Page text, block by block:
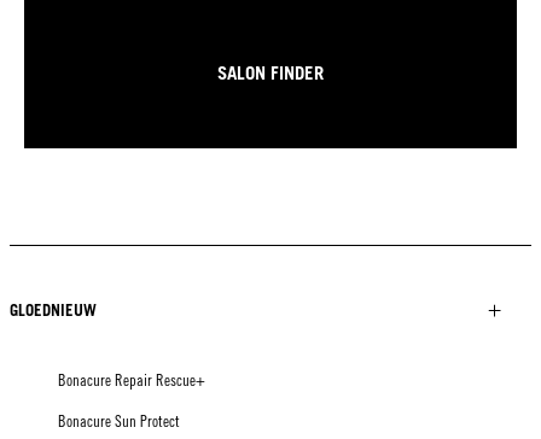
SALON FINDER
GLOEDNIEUW
Bonacure Repair Rescue+
Bonacure Sun Protect